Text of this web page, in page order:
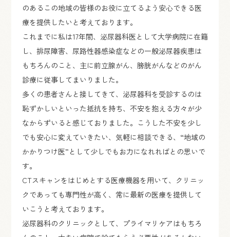
のあるこの地域の皆様のお役に立てるよう安心できる医
療を提供したいと考えております。
これまでに私は17年間、泌尿器科医として大学病院に在籍
し、排尿障害、尿路性器感染症などの一般泌尿器疾患は
もちろんのこと、主に前立腺がん、膀胱がんなどのがん
診療に従事してまいりました。
多くの患者さんと接してきて、泌尿器科を受診するのは
恥ずかしいといった抵抗を持ち、不安を抱える方々が少
なからずいると感じておりました。こうした不安を少し
でも安心に変えていきたい、気軽に相談できる、“地域の
かかりつけ医”として少しでもお力になれればとの思いで
す。
CTスキャンをはじめとする医療機器を用いて、クリニッ
クであっても専門性が高く、常に最新の医療を提供して
いこうと考えております。
泌尿器科のクリニックとして、プライマリケアはもちろ